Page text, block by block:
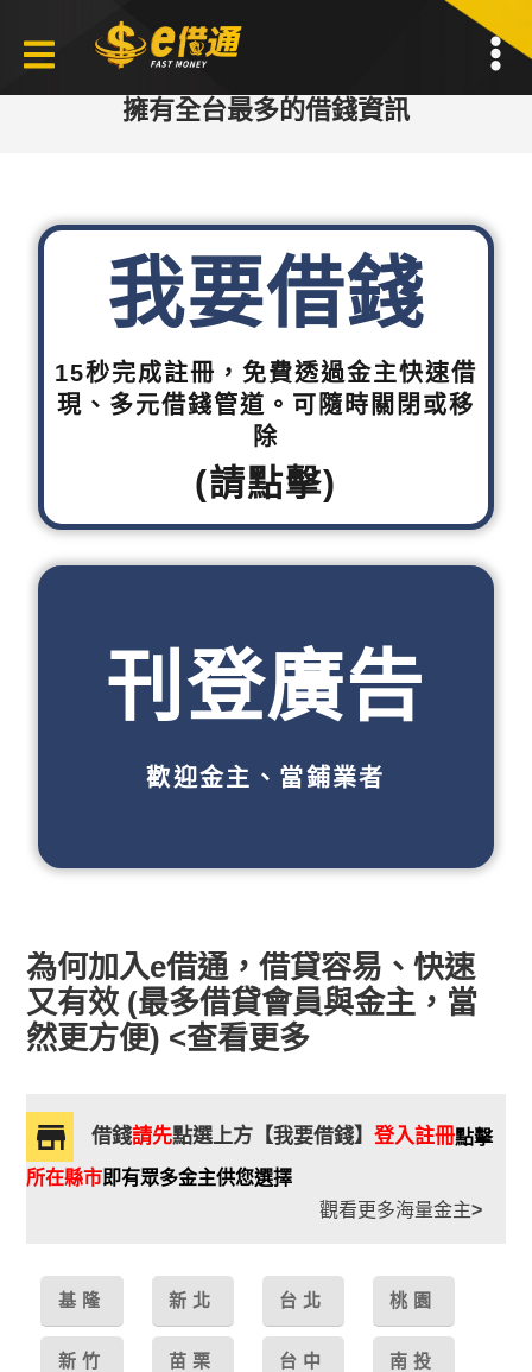
擁有全台最多的借錢資訊
我要借錢
15秒完成註冊，免費透過金主快速借
現、多元借錢管道。可隨時關閉或移
除
(請點擊)
刊登廣告
歡迎金主、當鋪業者
為何加入e借通，借貸容易、快速
又有效 (最多借貸會員與金主，當
然更方便) <查看更多
借錢請先點選上方【我要借錢】登入註冊點擊
所在縣市即有眾多金主供您選擇
觀看更多海量金主>
基隆 新北 台北 桃園
新竹 苗栗 台中 南投